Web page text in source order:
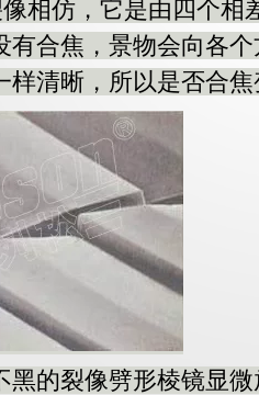
相仿，它是由四个相
有合焦，景物会向各
样清晰，所以是否合
黑的裂像劈形棱镜显